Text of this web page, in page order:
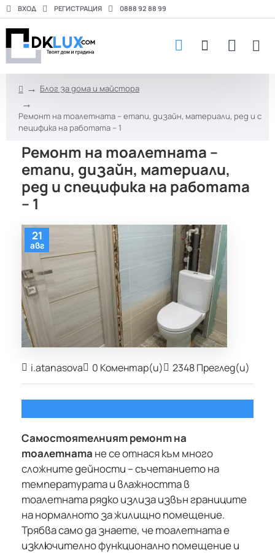
ВХОД РЕГИСТРАЦИЯ 0888 92 88 99
m
e
Блог за дома и майстора
Ремонт на тоалетната – етапи, дизайн, материали, ред и с
пецифика на работата – 1
Ремонт на тоалетната –
етапи, дизайн, материали,
ред и специфика на работата
– 1
21
авг
i.atanasova 0 Коментар(и) 2348 Преглед(и)
Самостоятелният ремонт на
тоалетната не се отнася към много
сложните дейности – съчетанието на
температурата и влажността в
тоалетната рядко излиза извън границите
на нормалното за жилищно помещение.
Трябва само да знаете, че тоалетната е
изключително функционално помещение и